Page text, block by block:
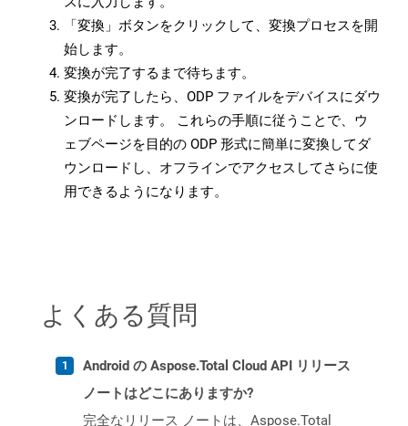
「変換」ボタンをクリックして、変換プロセスを開
始します。
変換が完了するまで待ちます。
変換が完了したら、ODP ファイルをデバイスにダウ
ンロードします。 これらの手順に従うことで、ウ
ェブページを目的の ODP 形式に簡単に変換してダ
ウンロードし、オフラインでアクセスしてさらに使
用できるようになります。
よくある質問
Android の Aspose.Total Cloud API リリース
ノートはどこにありますか?
完全なリリース ノートは、Aspose.Total